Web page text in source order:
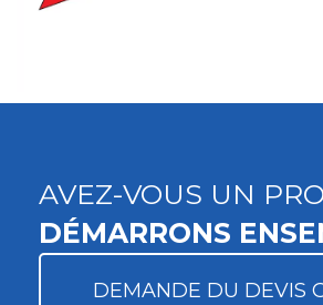
AVEZ-VOUS UN
DÉMARRONS
DEMANDE DU DEVIS